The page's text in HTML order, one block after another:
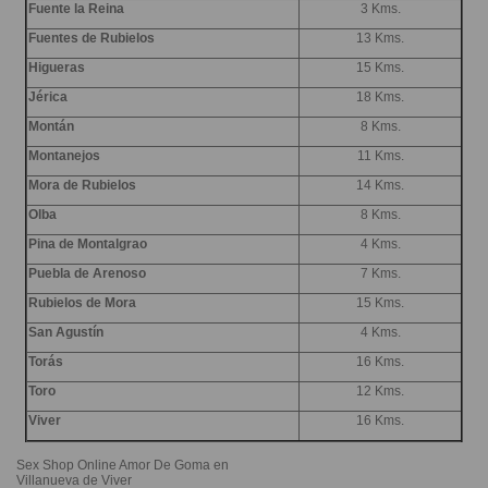
Fuente la Reina
3 Kms.
Fuentes de Rubielos
13 Kms.
Higueras
15 Kms.
Jérica
18 Kms.
Montán
8 Kms.
Montanejos
11 Kms.
Mora de Rubielos
14 Kms.
Olba
8 Kms.
Pina de Montalgrao
4 Kms.
Puebla de Arenoso
7 Kms.
Rubielos de Mora
15 Kms.
San Agustín
4 Kms.
Torás
16 Kms.
Toro
12 Kms.
Viver
16 Kms.
Sex Shop Online Amor De Goma en
Villanueva de Viver